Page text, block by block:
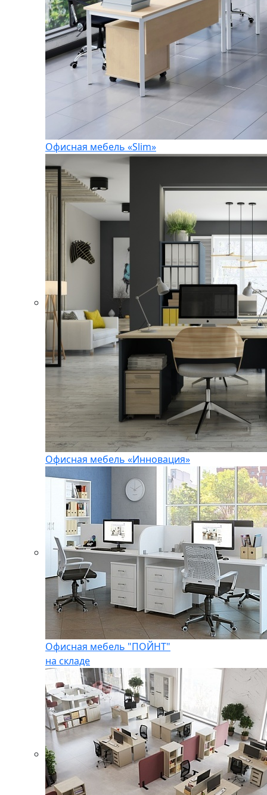
Офисная мебель «Slim»
Офисная мебель «Инновация»
Офисная мебель "ПОЙНТ"
на складе